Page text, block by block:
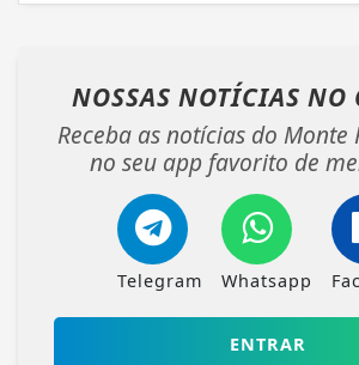
NOSSAS NOTÍCIAS NO
Receba as notícias do Monte
no seu app favorito de
Telegram Whatsapp
ENTRAR